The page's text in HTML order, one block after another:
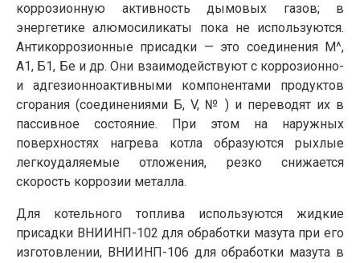
коррозионную активность дымовых газов; в
энергетике алюмосиликаты пока не используются.
Антикор­розионные присадки — это соединения М^,
А1, Б1, Бе и др. Они взаимодействуют с коррозионно-
и адгезионноактивными компонентами продуктов
сгорания (соединениями Б, V, № ) и переводят их в
пассивное состояние. При этом на наружных
поверхностях нагрева котла образуются рыхлые
легкоудаляемые отложения, резко снижается
скорость коррозии металла.
Для котельного топлива используются жидкие
присадки ВНИИНП-102 для обработки мазута при его
изготовлении, ВНИИНП-106 для обработки мазута в